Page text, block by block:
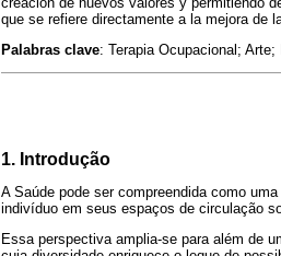
que se refiere directamente a la mejora de
Palabras clave: Terapia Ocupacional;
1. Introdução
A Saúde pode ser compreendida como
indivíduo em seus espaços de circulação
Essa perspectiva amplia-se para além de